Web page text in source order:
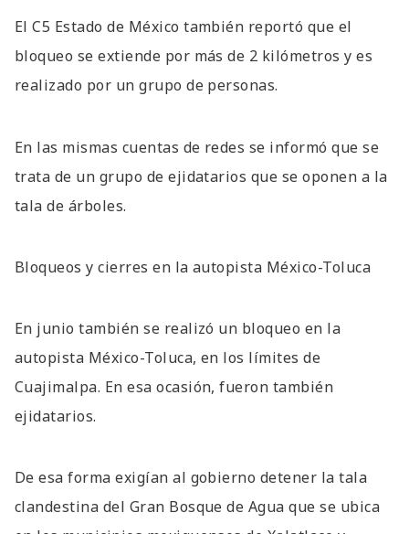
El C5 Estado de México también reportó que el
bloqueo se extiende por más de 2 kilómetros y es
realizado por un grupo de personas.
En las mismas cuentas de redes se informó que se
trata de un grupo de ejidatarios que se oponen a la
tala de árboles.
Bloqueos y cierres en la autopista México-Toluca
En junio también se realizó un bloqueo en la
autopista México-Toluca, en los límites de
Cuajimalpa. En esa ocasión, fueron también
ejidatarios.
De esa forma exigían al gobierno detener la tala
clandestina del Gran Bosque de Agua que se ubica